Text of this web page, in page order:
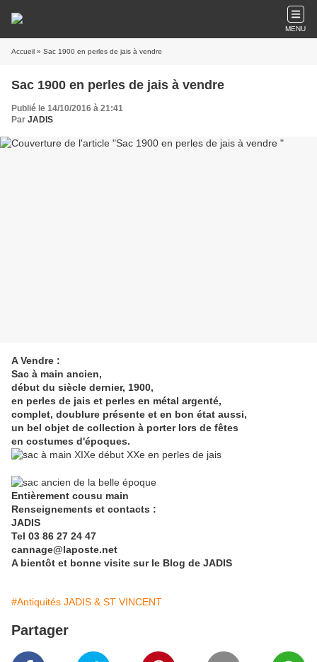
MENU
Accueil » Sac 1900 en perles de jais à vendre
Sac 1900 en perles de jais à vendre
Publié le 14/10/2016 à 21:41
Par JADIS
A Vendre :
Sac à main ancien,
début du siècle dernier, 1900,
en perles de jais et perles en métal argenté,
complet, doublure présente et en bon état aussi,
un bel objet de collection à porter lors de fêtes
en costumes d'époques.
Entièrement cousu main
Renseignements et contacts :
JADIS
Tel 03 86 27 24 47
cannage@laposte.net
A bientôt et bonne visite sur le Blog de JADIS
#Antiquités JADIS & ST VINCENT
Partager